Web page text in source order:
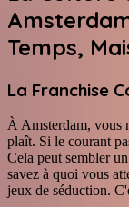
Temps,
La Franchise
À Amsterdam, vous
plaît. Si le courant
Cela peut sembler
savez à quoi vous
jeux de séduction.